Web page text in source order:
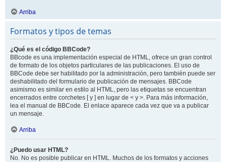
Arriba
Formatos y tipos de temas
¿Qué es el código BBCode?
BBcode es una implementación especial de HTML, ofrece un gran control
de formato de los objetos particulares de las publicaciones. El uso de
BBCode debe ser habilitado por la administración, pero también puede ser
deshabilitado del formulario de publicación de mensajes. BBCode
asimismo es similar en estilo al HTML, pero las etiquetas se encuentran
encerrados entre corchetes [ y ] en lugar de < y >. Para más información,
lea el manual de BBCode. El enlace aparece cada vez que va a publicar
un mensaje.
Arriba
¿Puedo usar HTML?
No. No es posible publicar en HTML. Muchos de los formatos y acciones